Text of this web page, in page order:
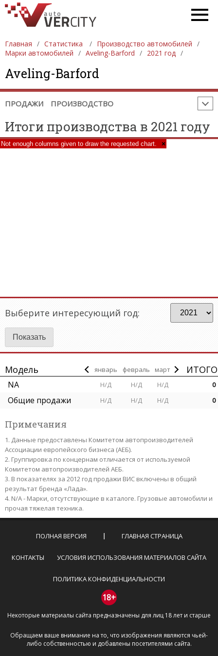
Главная Статистика
Производство автомобилей
Марки автомобилей
Aveling-Barford 2021 год
Aveling-Barford
ПРОДАЖИ ПРОИЗВОДСТВО
ПРОДАЖА АВТОМОБИЛЕЙ
АЗИЯ
СЕВЕРНАЯ АМЕРИКА
АФРИКА
АВСТРАЛИЯ И ОКЕАНИЯ
ПРОИЗВОДСТВО АВТОМОБИЛЕЙ
АФРИКА
АВСТРАЛИЯ И ОКЕАНИЯ
Итоги производства в 2021 году
Not enough columns given to draw the requested chart. ×
Выберите интересующий год:
Модель январь февраль март ИТОГО
NA Н/Д Н/Д Н/Д 0
Общие продажи Н/Д Н/Д Н/Д 0
Примечания
Данные предоставлены Комитетом автопроизводителей
Ассоциации европейского бизнеса (АЕБ).
Группировка по концернам отличается от используемой
Комитетом автопроизводителей АЕБ.
В показателях за 2012 год продажи ВИС включены в общий
результат бренда «Лада».
N/A - Марки, отсутствующие в каталоге. Грузовые автомобили и
прочая тяжелая техника.
ПОЛНАЯ ВЕРСИЯ ГЛАВНАЯ СТРАНИЦА
КОНТАКТЫ УСЛОВИЯ ИСПОЛЬЗОВАНИЯ МАТЕРИАЛОВ САЙТА
ПОЛИТИКА КОНФИДЕНЦИАЛЬНОСТИ
18+
Некоторые материалы сайта предназначены для лиц 18 лет и старше
Обращаем ваше внимание на то, что изображения являются чьей-
либо собственностью и добавлены посетителями сайта.